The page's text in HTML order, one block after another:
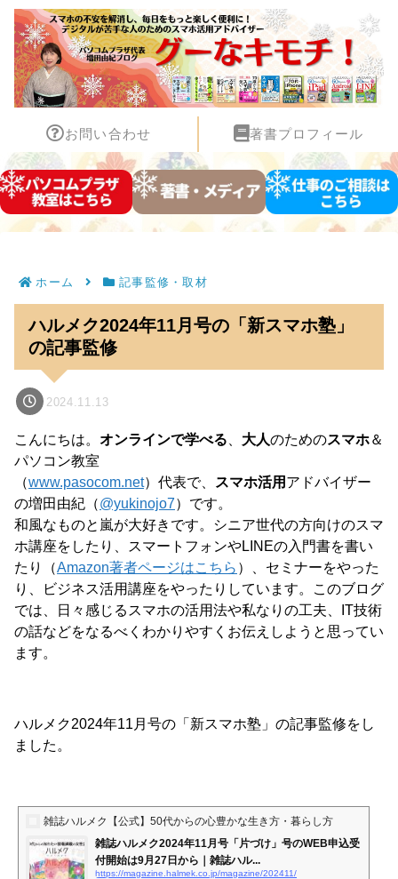
お問い合わせ 著書プロフィール
ホーム 記事監修・取材
ハルメク2024年11月号の「新スマホ塾」
の記事監修
2024.11.13
こんにちは。 オンラインで学べる 大人のためのスマホ＆
パソコン教室
（www.pasocom.net）代表で、 スマホ活用 アドバイザー
の増田由紀（@yukinojo7）です。
和風なものと嵐が大好きです。シニア世代の方向けのスマ
ホ講座をしたり、スマートフォンやLINEの入門書を書い
たり（Amazon著者ページはこちら ）、セミナーをやった
り、ビジネス活用講座をやったりしています。このブログ
では、日々感じるスマホの活用法や私なりの工夫、IT技術
の話などをなるべくわかりやすくお伝えしようと思ってい
ます。
ハルメク2024年11月号の「新スマホ塾」の記事監修をし
ました。
雑誌ハルメク【公式】50代からの心豊かな生き方・暮らし方
雑誌ハルメク2024年11月号「片づけ」号のWEB申込受
付開始は9月27日から｜雑誌ハル...
https://magazine.halmek.co.jp/magazine/202411/